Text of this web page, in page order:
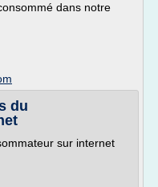
dans notre
du
sur internet